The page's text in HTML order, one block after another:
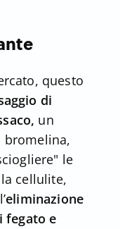
questo
di
un
bromelina,
le
cellulite,
eliminazione
fegato e